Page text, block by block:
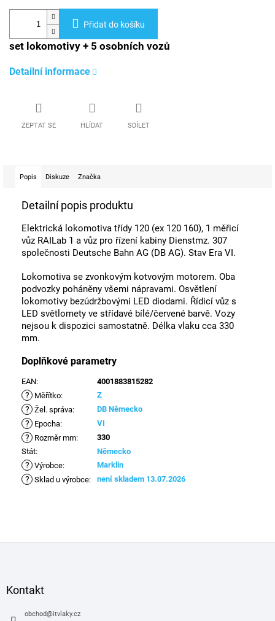
Přidat do košíku
set lokomotivy + 5 osobních vozů
Detailní informace
ZEPTAT SE HLÍDAT SDÍLET
Popis Diskuze Značka
Detailní popis produktu
Elektrická lokomotiva třídy 120 (ex 120 160), 1 měřicí
vůz RAILab 1 a vůz pro řízení kabiny Dienstmz. 307
společnosti Deutsche Bahn AG (DB AG). Stav Era VI.
Lokomotiva se zvonkovým kotvovým motorem. Oba
podvozky poháněny všemi nápravami. Osvětlení
lokomotivy bezúdržbovými LED diodami. Řídicí vůz s
LED světlomety ve střídavé bílé/červené barvě. Vozy
nejsou k dispozici samostatně. Délka vlaku cca 330
mm.
Doplňkové parametry
EAN: 4001883815282
? Měřítko: Z
? Žel. správa: DB Německo
? Epocha: VI
? Rozměr mm:
330
Stát: Německo
? Výrobce: Marklin
? Sklad u výrobce: není skladem 13.07.2026
Kontakt
obchod@itvlaky.cz